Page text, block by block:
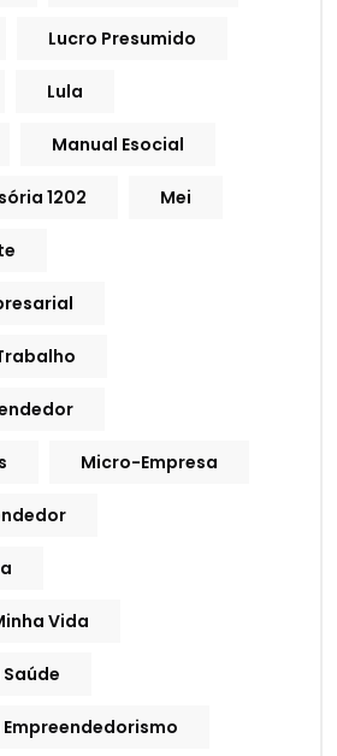
Lucro Presumido
Lula
Manual Esocial
1202 Mei
Micro-Empresa
Vida